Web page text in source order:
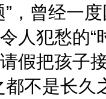
曾经一度
人犯愁的“
假把孩子
都不是长